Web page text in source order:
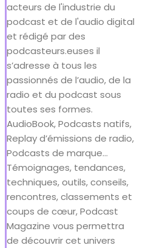
acteurs de l'industrie du
podcast et de l'audio digital
et rédigé par des
podcasteurs.euses il
s’adresse à tous les
passionnés de l’audio, de la
radio et du podcast sous
toutes ses formes.
AudioBook, Podcasts natifs,
Replay d’émissions de radio,
Podcasts de marque…
Témoignages, tendances,
techniques, outils, conseils,
rencontres, classements et
coups de cœur, Podcast
Magazine vous permettra
de découvrir cet univers